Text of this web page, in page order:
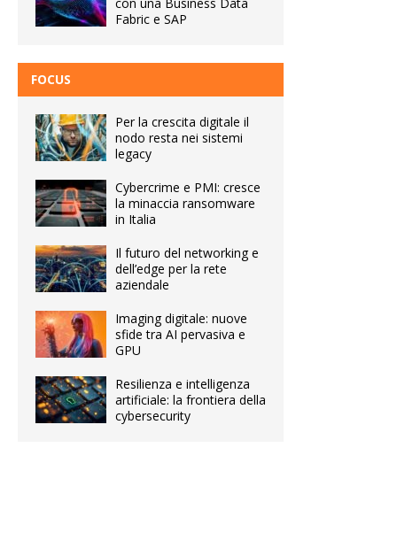
Fabric e SAP
FOCUS
Per la crescita digitale il
nodo resta nei sistemi
legacy
Cybercrime e PMI: cresce
la minaccia ransomware
in Italia
Il futuro del networking e
dell’edge per la rete
aziendale
Imaging digitale: nuove
sfide tra AI pervasiva e
GPU
Resilienza e intelligenza
artificiale: la frontiera della
cybersecurity